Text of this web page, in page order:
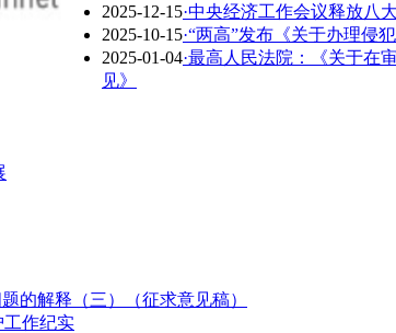
2025-12-15·中央经济工作会议释放八
2025-10-15·“两高”发布《关于办理侵
2025-01-04·最高人民法院：《关于在
见》
的解释（三）（征求意见稿）
作纪实